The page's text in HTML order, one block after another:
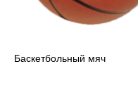
Баскетбольный мяч